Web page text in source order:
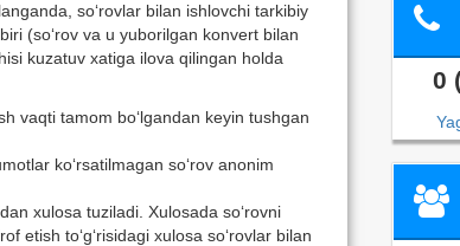
sо‘rovlar bilan ishlovchi tarkibiy
(sо‘rov va u yuborilgan konvert bilan
kuzatuv xatiga ilova qilingan holda
vaqti tamom bо‘lgandan keyin tushgan
kо‘rsatilmagan sо‘rov anonim
xulosa tuziladi. Xulosada sо‘rovni
etish tо‘g‘risidagi xulosa sо‘rovlar bilan
0